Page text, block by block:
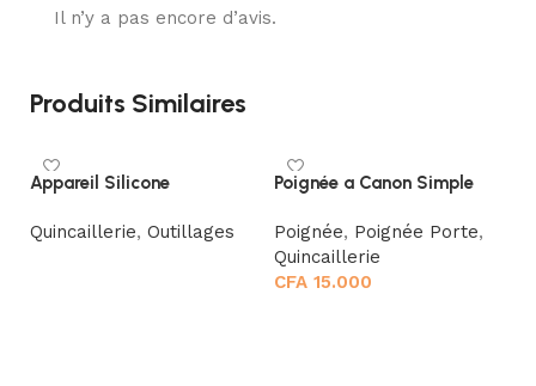
Il n’y a pas encore d’avis.
Produits Similaires
Appareil Silicone
Quincaillerie, Outillages
Poignée a Canon Simple
Poignée, Poignée Porte,
Quincaillerie
CFA 15.000